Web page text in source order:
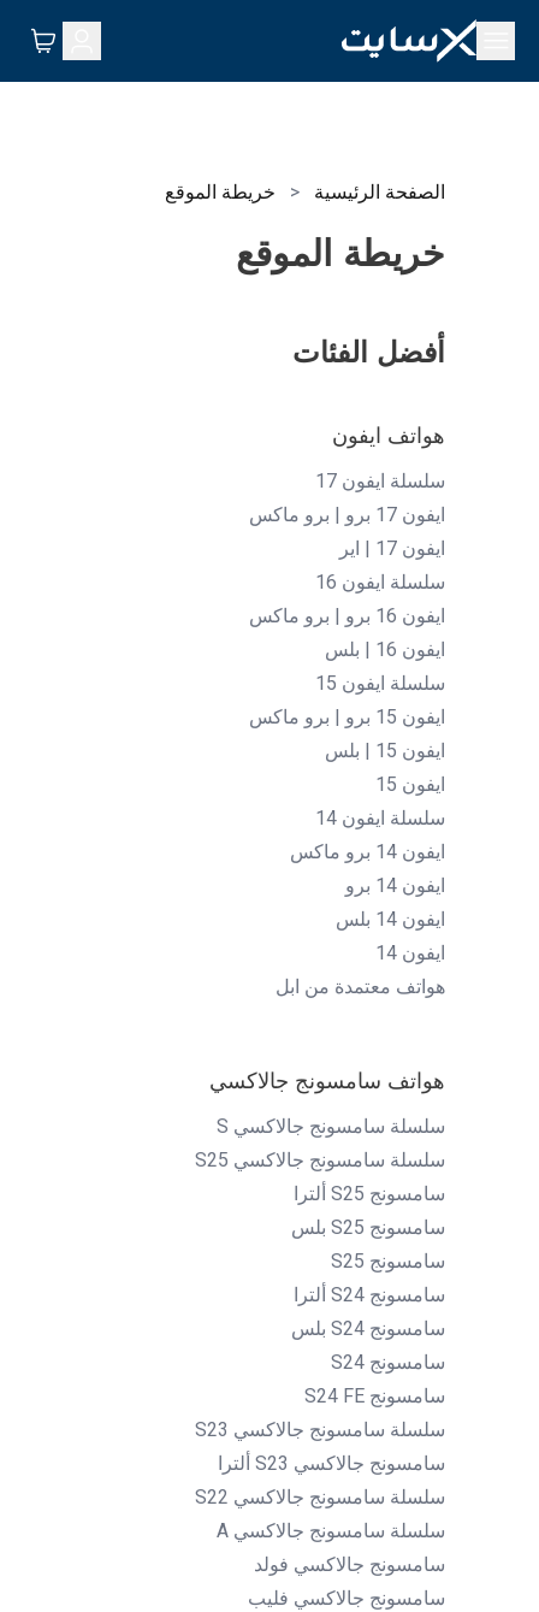
الصفحة الرئيسية < خريطة الموقع
خريطة الموقع
أفضل الفئات
هواتف ايفون
سلسلة ايفون 17
ايفون 17 برو | برو ماكس
ايفون 17 | اير
سلسلة ايفون 16
ايفون 16 برو | برو ماكس
ايفون 16 | بلس
سلسلة ايفون 15
ايفون 15 برو | برو ماكس
ايفون 15 | بلس
ايفون 15
سلسلة ايفون 14
ايفون 14 برو ماكس
ايفون 14 برو
ايفون 14 بلس
ايفون 14
هواتف معتمدة من ابل
هواتف سامسونج جالاكسي
سلسلة سامسونج جالاكسي S
سلسلة سامسونج جالاكسي S25
سامسونج S25 ألترا
سامسونج S25 بلس
سامسونج S25
سامسونج S24 ألترا
سامسونج S24 بلس
سامسونج S24
سامسونج S24 FE
سلسلة سامسونج جالاكسي S23
سامسونج جالاكسي S23 ألترا
سلسلة سامسونج جالاكسي S22
سلسلة سامسونج جالاكسي A
سامسونج جالاكسي فولد
سامسونج جالاكسي فليب